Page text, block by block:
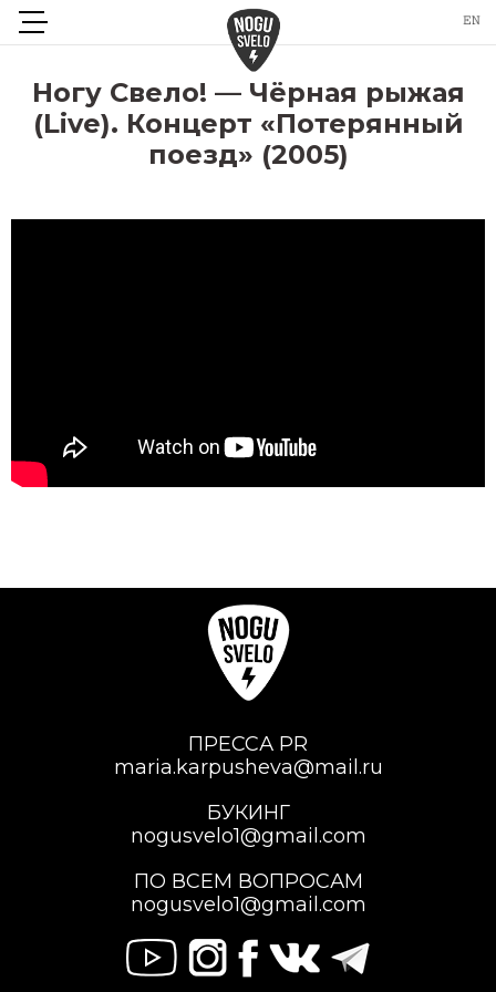
Ногу Свело! — Чёрная рыжая
(Live). Концерт «Потерянный
поезд» (2005)
ПРЕССА PR
maria.karpusheva@mail.ru
БУКИНГ
nogusvelo1@gmail.com
ПО ВСЕМ ВОПРОСАМ
nogusvelo1@gmail.com